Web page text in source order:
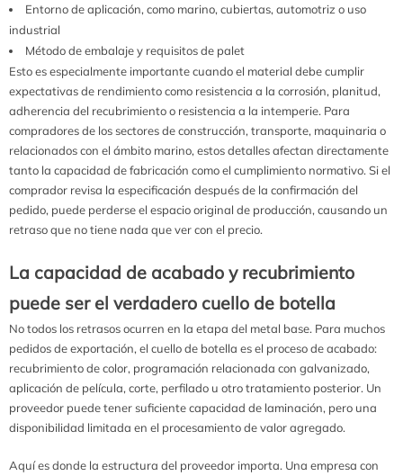
Entorno de aplicación, como marino, cubiertas, automotriz o uso
industrial
Método de embalaje y requisitos de palet
Esto es especialmente importante cuando el material debe cumplir
expectativas de rendimiento como resistencia a la corrosión, planitud,
adherencia del recubrimiento o resistencia a la intemperie. Para
compradores de los sectores de construcción, transporte, maquinaria o
relacionados con el ámbito marino, estos detalles afectan directamente
tanto la capacidad de fabricación como el cumplimiento normativo. Si el
comprador revisa la especificación después de la confirmación del
pedido, puede perderse el espacio original de producción, causando un
retraso que no tiene nada que ver con el precio.
La capacidad de acabado y recubrimiento
puede ser el verdadero cuello de botella
No todos los retrasos ocurren en la etapa del metal base. Para muchos
pedidos de exportación, el cuello de botella es el proceso de acabado:
recubrimiento de color, programación relacionada con galvanizado,
aplicación de película, corte, perfilado u otro tratamiento posterior. Un
proveedor puede tener suficiente capacidad de laminación, pero una
disponibilidad limitada en el procesamiento de valor agregado.
Aquí es donde la estructura del proveedor importa. Una empresa con